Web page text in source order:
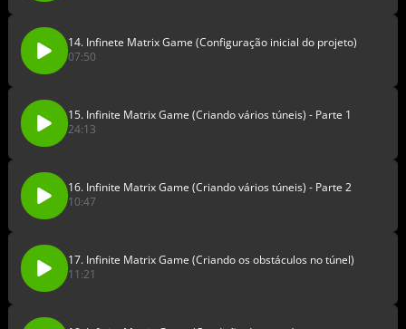
14. Infinete Matrix Game (Configuração inicial do projeto)
07:50
15. Infinite Matrix Game (Criando vários túneis) - Parte 1
24:13
16. Infinite Matrix Game (Criando vários túneis) - Parte 2
10:47
17. Infinite Matrix Game (Criando os obstáculos no túnel)
11:21